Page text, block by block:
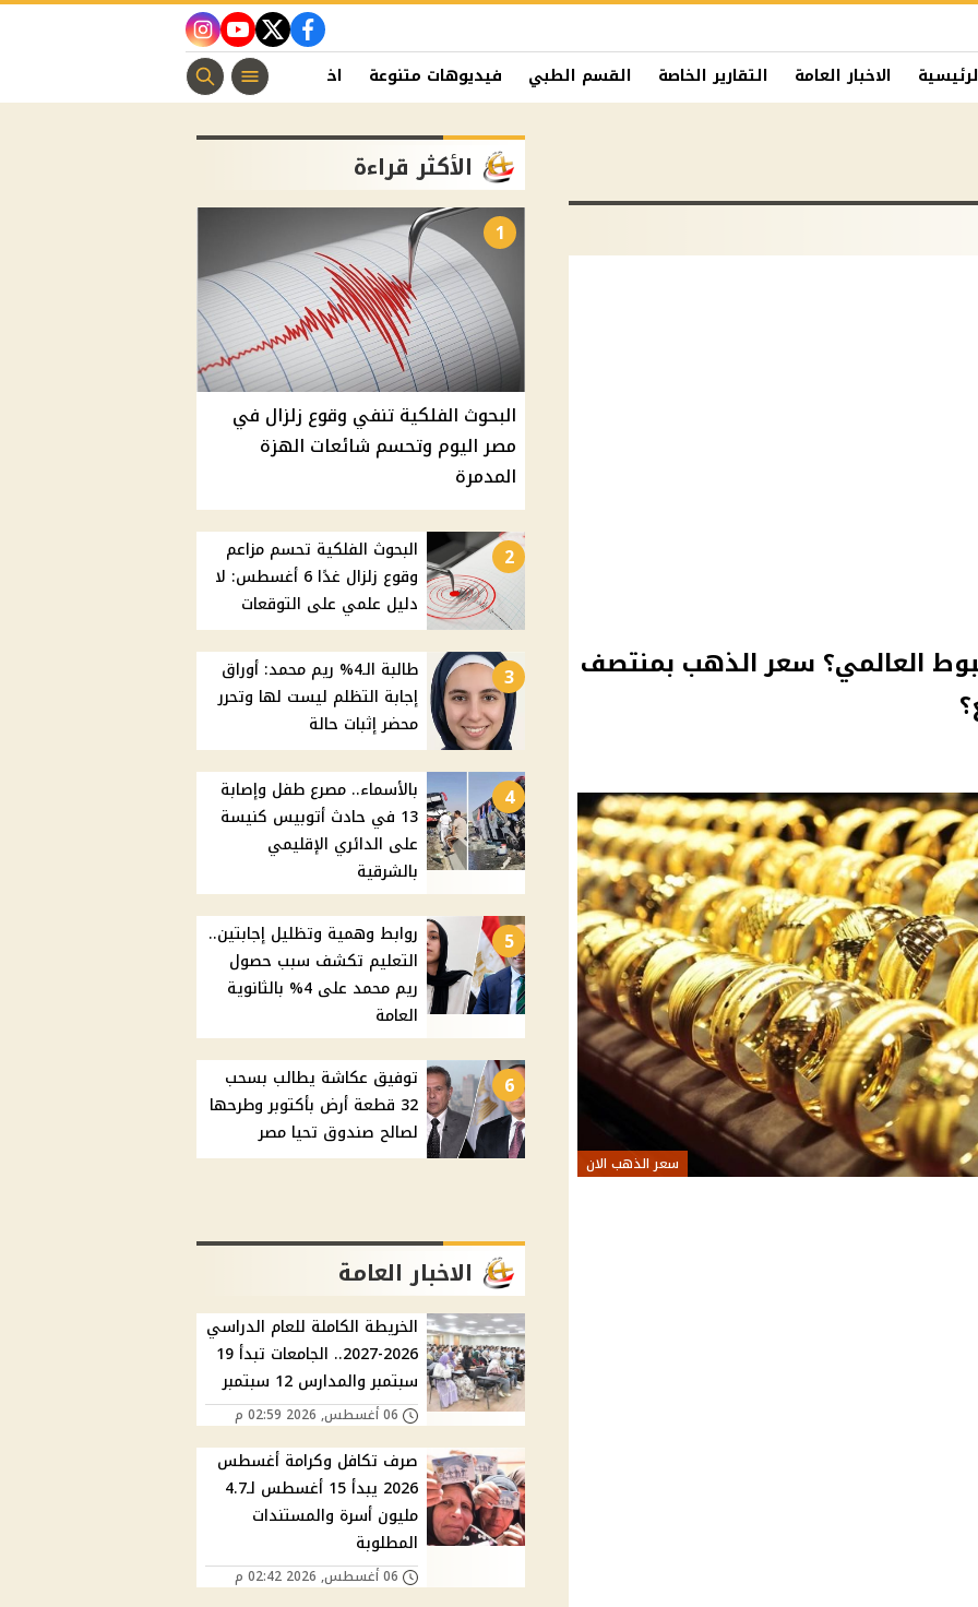
facebook
twitter
youtube
instagram
الاخبار العامة التقارير الخاصة القسم الطبي فيديوهات متنوعة اخبار الفن منوعات مسيحية
الهبوط العالمي؟ سعر الذهب بمنتصف
سعر الذهب الان
الأكثر قراءة
1
البحوث الفلكية تنفي وقوع زلزال في
مصر اليوم وتحسم شائعات الهزة
المدمرة
2
البحوث الفلكية تحسم مزاعم
وقوع زلزال غدًا 6 أغسطس: لا
دليل علمي على التوقعات
3
طالبة الـ4% ريم محمد: أوراق
إجابة التظلم ليست لها وتحرر
محضر إثبات حالة
4
بالأسماء.. مصرع طفل وإصابة
13 في حادث أتوبيس كنيسة
على الدائري الإقليمي
بالشرقية
5
روابط وهمية وتظليل إجابتين..
التعليم تكشف سبب حصول
ريم محمد على 4% بالثانوية
العامة
6
توفيق عكاشة يطالب بسحب
32 قطعة أرض بأكتوبر وطرحها
لصالح صندوق تحيا مصر
الاخبار العامة
الخريطة الكاملة للعام الدراسي
2026-2027.. الجامعات تبدأ 19
سبتمبر والمدارس 12 سبتمبر
06 أغسطس, 2026 02:59 م
صرف تكافل وكرامة أغسطس
2026 يبدأ 15 أغسطس لـ4.7
مليون أسرة والمستندات
المطلوبة
06 أغسطس, 2026 02:42 م